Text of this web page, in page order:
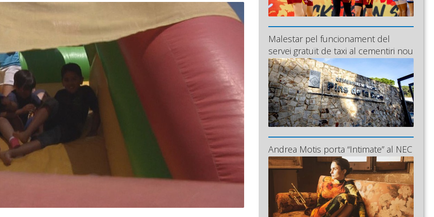
Malestar pel funcionament del
servei gratuït de taxi al cementiri nou
Andrea Motis porta “Intimate” al NEC